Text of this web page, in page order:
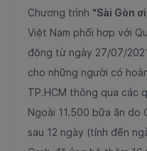
Chương trình “Sài Gòn
Việt Nam phối hợp với
động từ ngày 27/07/
cho những người có
TP.HCM thông qua các
Ngoài 11.500 bữa ăn do
sau 12 ngày (tính đến